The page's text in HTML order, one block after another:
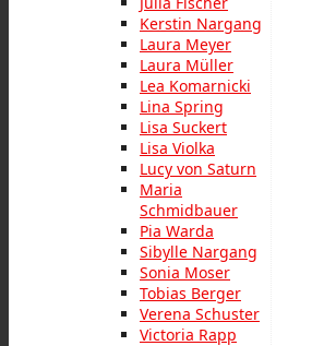
Kerstin Nargang
Laura Meyer
Laura Müller
Lea Komarnicki
Lina Spring
Lisa Suckert
Lisa Violka
Lucy von Saturn
Maria
Schmidbauer
Pia Warda
Sibylle Nargang
Sonia Moser
Tobias Berger
Verena Schuster
Victoria Rapp